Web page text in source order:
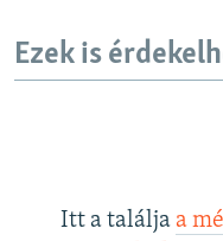
Ezek is
Itt a találja a